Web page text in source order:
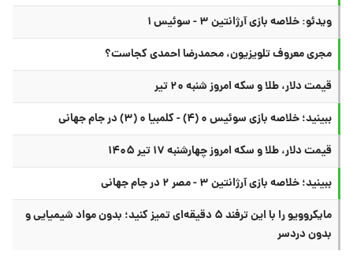
ویدئو: خلاصه بازی آرژانتین ۳ - سوئیس ۱
مجری معروف تلویزیون، محمدرضا احمدی کجاست؟
قیمت دلار، طلا و سکه امروز شنبه ۲۰ تیر
ببینید؛ خلاصه بازی سوئیس ۰ (۴) - کلمبیا ۰ (۳) در جام جهانی
قیمت دلار، طلا و سکه امروز چهارشنبه ۱۷ تیر ۱۴۰۵
ببینید؛ خلاصه بازی آرژانتین ۳ - مصر ۲ در جام جهانی
مایکروویو را با این ترفند ۵ دقیقه‌ای تمیز کنید؛ بدون مواد شیمیایی و
بدون دردسر